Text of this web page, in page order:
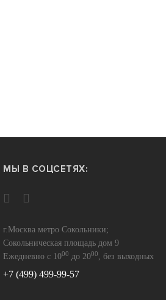
ХL 2
В наличии
400
МЫ В СОЦСЕТЯХ:
г.Москва метро Сокольники;
Сокольническая площадь дом 9
Ежедневно с 1000 до 2000, без выходных
+7 (499) 499-99-57